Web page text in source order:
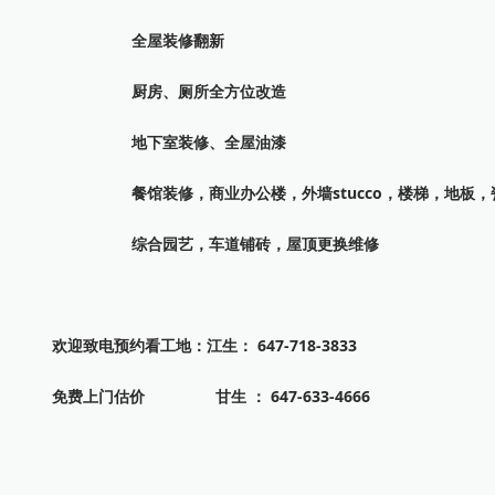
全屋装修翻新
厨房、厕所全方位改造
地下室装修、全屋油漆
餐馆装修，商业办公楼，外墙stucco，楼梯，地板，瓷
综合园艺，车道铺砖，屋顶更换维修
欢迎致电预约看工地：江生： 647-718-3833
免费上门估价 甘生 ： 647-633-4666